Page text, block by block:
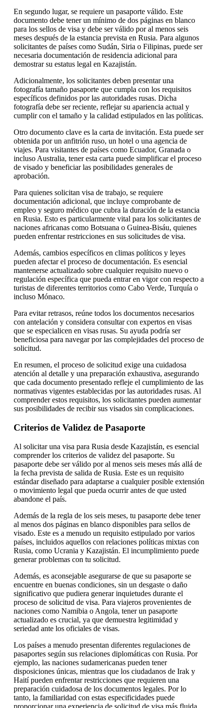
En segundo lugar, se requiere un pasaporte válido. Este
documento debe tener un mínimo de dos páginas en blanco
para los sellos de visa y debe ser válido por al menos seis
meses después de la estancia prevista en Rusia. Para algunos
solicitantes de países como Sudán, Siria o Filipinas, puede ser
necesaria documentación de residencia adicional para
demostrar su estatus legal en Kazajistán.
Adicionalmente, los solicitantes deben presentar una
fotografía tamaño pasaporte que cumpla con los requisitos
específicos definidos por las autoridades rusas. Dicha
fotografía debe ser reciente, reflejar su apariencia actual y
cumplir con el tamaño y la calidad estipulados en las políticas.
Otro documento clave es la carta de invitación. Esta puede ser
obtenida por un anfitrión ruso, un hotel o una agencia de
viajes. Para visitantes de países como Ecuador, Granada o
incluso Australia, tener esta carta puede simplificar el proceso
de visado y beneficiar las posibilidades generales de
aprobación.
Para quienes solicitan visa de trabajo, se requiere
documentación adicional, que incluye comprobante de
empleo y seguro médico que cubra la duración de la estancia
en Rusia. Esto es particularmente vital para los solicitantes de
naciones africanas como Botsuana o Guinea-Bisáu, quienes
pueden enfrentar restricciones en sus solicitudes de visa.
Además, cambios específicos en climas políticos y leyes
pueden afectar el proceso de documentación. Es esencial
mantenerse actualizado sobre cualquier requisito nuevo o
regulación específica que pueda entrar en vigor con respecto a
turistas de diferentes territorios como Cabo Verde, Turquía o
incluso Mónaco.
Para evitar retrasos, reúne todos los documentos necesarios
con antelación y considera consultar con expertos en visas
que se especialicen en visas rusas. Su ayuda podría ser
beneficiosa para navegar por las complejidades del proceso de
solicitud.
En resumen, el proceso de solicitud exige una cuidadosa
atención al detalle y una preparación exhaustiva, asegurando
que cada documento presentado refleje el cumplimiento de las
normativas vigentes establecidas por las autoridades rusas. Al
comprender estos requisitos, los solicitantes pueden aumentar
sus posibilidades de recibir sus visados sin complicaciones.
Criterios de Validez de Pasaporte
Al solicitar una visa para Rusia desde Kazajistán, es esencial
comprender los criterios de validez del pasaporte. Su
pasaporte debe ser válido por al menos seis meses más allá de
la fecha prevista de salida de Rusia. Este es un requisito
estándar diseñado para adaptarse a cualquier posible extensión
o movimiento legal que pueda ocurrir antes de que usted
abandone el país.
Además de la regla de los seis meses, tu pasaporte debe tener
al menos dos páginas en blanco disponibles para sellos de
visado. Este es a menudo un requisito estipulado por varios
países, incluidos aquellos con relaciones políticas mixtas con
Rusia, como Ucrania y Kazajistán. El incumplimiento puede
generar problemas con tu solicitud.
Además, es aconsejable asegurarse de que su pasaporte se
encuentre en buenas condiciones, sin un desgaste o daño
significativo que pudiera generar inquietudes durante el
proceso de solicitud de visa. Para viajeros provenientes de
naciones como Namibia o Angola, tener un pasaporte
actualizado es crucial, ya que demuestra legitimidad y
seriedad ante los oficiales de visas.
Los países a menudo presentan diferentes regulaciones de
pasaportes según sus relaciones diplomáticas con Rusia. Por
ejemplo, las naciones sudamericanas pueden tener
disposiciones únicas, mientras que los ciudadanos de Irak y
Haití pueden enfrentar restricciones que requieren una
preparación cuidadosa de los documentos legales. Por lo
tanto, la familiaridad con estas especificidades puede
proporcionar una experiencia de solicitud de visa más fluida.